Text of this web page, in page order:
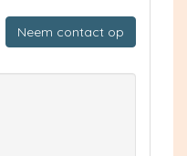
Neem contact op